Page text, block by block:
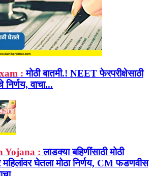
: मोठी बातमी.! NEET फेरपरीक्षेसाठी
निर्णय, वाचा...
Yojana : लाडक्या बहिणींसाठी मोठी
महिलांवर घेतला मोठा निर्णय, CM फडणवीस